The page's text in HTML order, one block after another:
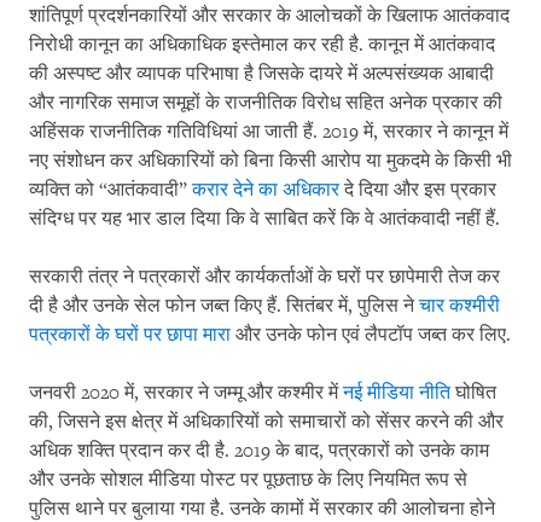
शांतिपूर्ण प्रदर्शनकारियों और सरकार के आलोचकों के खिलाफ आतंकवाद
निरोधी कानून का अधिकाधिक इस्तेमाल कर रही है. कानून में आतंकवाद
की अस्पष्ट और व्यापक परिभाषा है जिसके दायरे में अल्पसंख्यक आबादी
और नागरिक समाज समूहों के राजनीतिक विरोध सहित अनेक प्रकार की
अहिंसक राजनीतिक गतिविधियां आ जाती हैं. 2019 में, सरकार ने कानून में
नए संशोधन कर अधिकारियों को बिना किसी आरोप या मुकदमे के किसी भी
व्यक्ति को “आतंकवादी”करार देने का अधिकारदे दिया और इस प्रकार
संदिग्ध पर यह भार डाल दिया कि वे साबित करें कि वे आतंकवादी नहीं हैं.
सरकारी तंत्र ने पत्रकारों और कार्यकर्ताओं के घरों पर छापेमारी तेज कर
दी है और उनके सेल फोन जब्त किए हैं. सितंबर में, पुलिस नेचार कश्मीरी
पत्रकारों के घरों पर छापा मारा और उनके फोन एवं लैपटॉप जब्त कर लिए.
जनवरी 2020 में, सरकार ने जम्मू और कश्मीर मेंनई मीडिया नीतिघोषित
की, जिसने इस क्षेत्र में अधिकारियों को समाचारों को सेंसर करने की और
अधिक शक्ति प्रदान कर दी है. 2019 के बाद, पत्रकारों को उनके काम
और उनके सोशल मीडिया पोस्ट पर पूछताछ के लिए नियमित रूप से
पुलिस थाने पर बुलाया गया है. उनके कामों में सरकार की आलोचना होने